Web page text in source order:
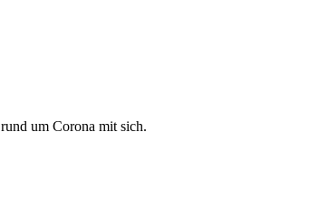
rund um Corona mit sich.